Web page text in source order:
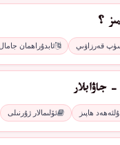
؟
قەرزاۋىي ئابدۇراھمان
جاۋابلار
ھاپىز ئۆلىمالار ژۇرنىلى